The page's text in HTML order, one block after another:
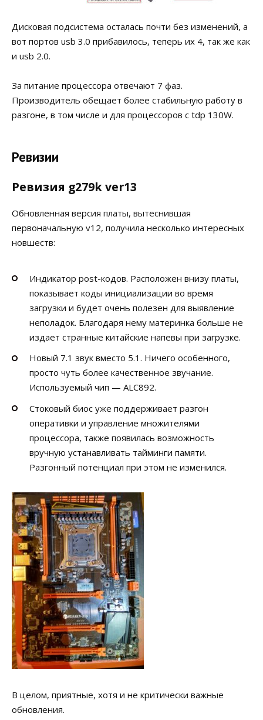
Дисковая подсистема осталась почти без изменений, а
вот портов usb 3.0 прибавилось, теперь их 4, так же как
и usb 2.0.
За питание процессора отвечают 7 фаз.
Производитель обещает более стабильную работу в
разгоне, в том числе и для процессоров с tdp 130W.
Ревизии
Ревизия g279k ver13
Обновленная версия платы, вытеснившая
первоначальную v12, получила несколько интересных
новшеств:
Индикатор post-кодов. Расположен внизу платы,
показывает коды инициализации во время
загрузки и будет очень полезен для выявление
неполадок. Благодаря нему материнка больше не
издает странные китайские напевы при загрузке.
Новый 7.1 звук вместо 5.1. Ничего особенного,
просто чуть более качественное звучание.
Используемый чип — ALC892.
Стоковый биос уже поддерживает разгон
оперативки и управление множителями
процессора, также появилась возможность
вручную устанавливать тайминги памяти.
Разгонный потенциал при этом не изменился.
В целом, приятные, хотя и не критически важные
обновления.